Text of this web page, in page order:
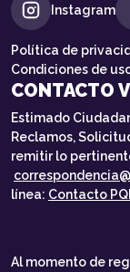
Instagram
Política de
Condiciones de
CONTACTO
Estimado
Reclamos,
remitir lo
línea: Contacto
Al momento de